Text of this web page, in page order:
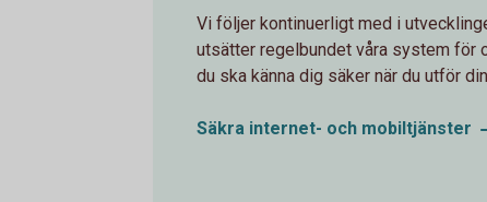
Vi följer kontinuerligt med i
utsätter regelbundet våra system för
du ska känna dig säker när du utför
Säkra internet- och mobiltjänster